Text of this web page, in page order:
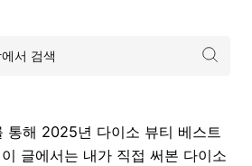
통해 2025년 다이소 뷰티 베스트
글에서는 내가 직접 써본 다이소